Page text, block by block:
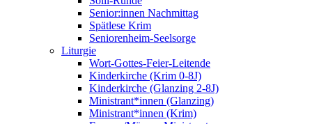
Senior:innen Nachmittag
Spätlese Krim
Seniorenheim-Seelsorge
Liturgie
Wort-Gottes-Feier-Leitende
Kinderkirche (Krim 0-8J)
Kinderkirche (Glanzing 2-8J)
Ministrant*innen (Glanzing)
Ministrant*innen (Krim)